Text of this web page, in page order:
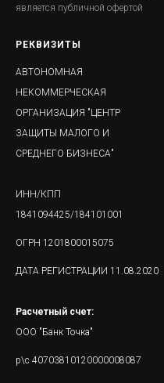
является публичной офертой
РЕКВИЗИТЫ
АВТОНОМНАЯ
НЕКОММЕРЧЕСКАЯ
ОРГАНИЗАЦИЯ "ЦЕНТР
ЗАЩИТЫ МАЛОГО И
СРЕДНЕГО БИЗНЕСА"
ИНН/КПП
1841094425/184101001
ОГРН 1201800015075
ДАТА РЕГИСТРАЦИИ 11.08.2020
Расчетный счет:
ООО "Банк Точка"
р\с 40703810120000008087